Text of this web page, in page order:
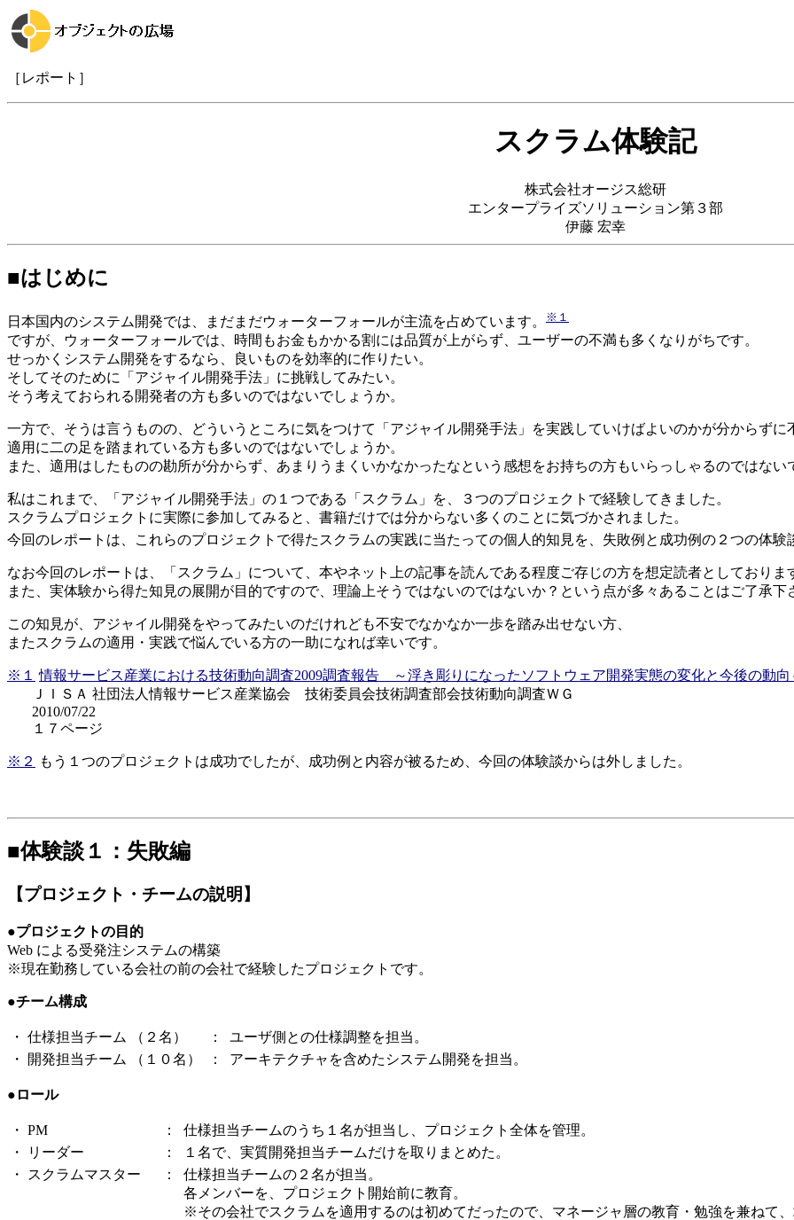
［レポート］
スクラム体験記
株式会社オージス総研
エンタープライズソリューション第３部
伊藤 宏幸
■はじめに
日本国内のシステム開発では、まだまだウォーターフォールが主流を占めています。 ※１
ですが、ウォーターフォールでは、時間もお金もかかる割には品質が上がらず、ユーザーの不満も多くなりがちです。
せっかくシステム開発をするなら、良いものを効率的に作りたい。
そしてそのために「アジャイル開発手法」に挑戦してみたい。
そう考えておられる開発者の方も多いのではないでしょうか。
一方で、そうは言うものの、どういうところに気をつけて「アジャイル開発手法」を実践していけばよいのかが分からずに
適用に二の足を踏まれている方も多いのではないでしょうか。
また、適用はしたものの勘所が分からず、あまりうまくいかなかったなという感想をお持ちの方もいらっしゃるのではない
私はこれまで、「アジャイル開発手法」の１つである「スクラム」を、３つのプロジェクトで経験してきました。
スクラムプロジェクトに実際に参加してみると、書籍だけでは分からない多くのことに気づかされました。
今回のレポートは、これらのプロジェクトで得たスクラムの実践に当たっての個人的知見を、失敗例と成功例の２つの体験
なお今回のレポートは、「スクラム」について、本やネット上の記事を読んである程度ご存じの方を想定読者としておりま
また、実体験から得た知見の展開が目的ですので、理論上そうではないのではないか？という点が多々あることはご了承下
この知見が、アジャイル開発をやってみたいのだけれども不安でなかなか一歩を踏み出せない方、
またスクラムの適用・実践で悩んでいる方の一助になれば幸いです。
※１
情報サービス産業における技術動向調査2009調査報告 ～浮き彫りになったソフトウェア開発実態の変化と今後の動向
ＪＩＳＡ 社団法人情報サービス産業協会 技術委員会技術調査部会技術動向調査ＷＧ
2010/07/22
１７ページ
※２ もう１つのプロジェクトは成功でしたが、成功例と内容が被るため、今回の体験談からは外しました。
■体験談１：失敗編
【プロジェクト・チームの説明】
●プロジェクトの目的
Web による受発注システムの構築
※現在勤務している会社の前の会社で経験したプロジェクトです。
●チーム構成
・ 仕様担当チーム （２名） ：
ユーザ側との仕様調整を担当。
・
開発担当チーム （１０名） ： アーキテクチャを含めたシステム開発を担当。
●ロール
・ PM ：
仕様担当チームのうち１名が担当し、プロジェクト全体を管理。
・
リーダー ：
１名で、実質開発担当チームだけを取りまとめた。
・
スクラムマスター ：
仕様担当チームの２名が担当。
各メンバーを、プロジェクト開始前に教育。
※その会社でスクラムを適用するのは初めてだったので、マネージャ層の教育・勉強を兼ねて